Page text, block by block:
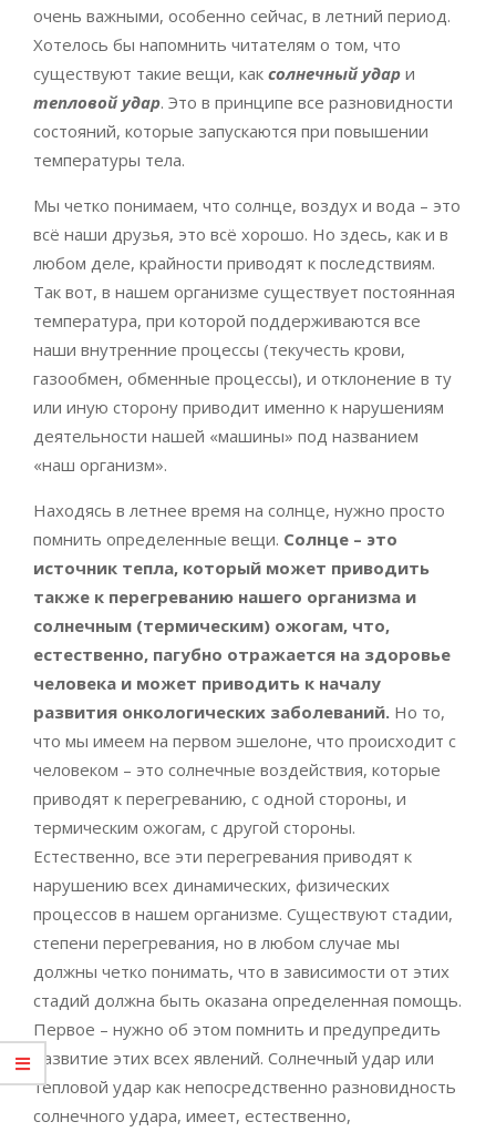
очень важными, особенно сейчас, в летний период.
Хотелось бы напомнить читателям о том, что
существуют такие вещи, как солнечный удар и
тепловой удар. Это в принципе все разновидности
состояний, которые запускаются при повышении
температуры тела.
Мы четко понимаем, что солнце, воздух и вода – это
всё наши друзья, это всё хорошо. Но здесь, как и в
любом деле, крайности приводят к последствиям.
Так вот, в нашем организме существует постоянная
температура, при которой поддерживаются все
наши внутренние процессы (текучесть крови,
газообмен, обменные процессы), и отклонение в ту
или иную сторону приводит именно к нарушениям
деятельности нашей «машины» под названием
«наш организм».
Находясь в летнее время на солнце, нужно просто
помнить определенные вещи. Солнце – это
источник тепла, который может приводить
также к перегреванию нашего организма и
солнечным (термическим) ожогам, что,
естественно, пагубно отражается на здоровье
человека и может приводить к началу
развития онкологических заболеваний. Но то,
что мы имеем на первом эшелоне, что происходит с
человеком – это солнечные воздействия, которые
приводят к перегреванию, с одной стороны, и
термическим ожогам, с другой стороны.
Естественно, все эти перегревания приводят к
нарушению всех динамических, физических
процессов в нашем организме. Существуют стадии,
степени перегревания, но в любом случае мы
должны четко понимать, что в зависимости от этих
стадий должна быть оказана определенная помощь.
Первое – нужно об этом помнить и предупредить
развитие этих всех явлений. Солнечный удар или
тепловой удар как непосредственно разновидность
солнечного удара, имеет, естественно,